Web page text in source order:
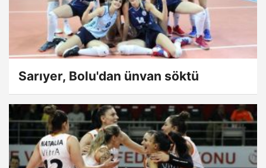
Sarıyer, Bolu'dan ünvan söktü